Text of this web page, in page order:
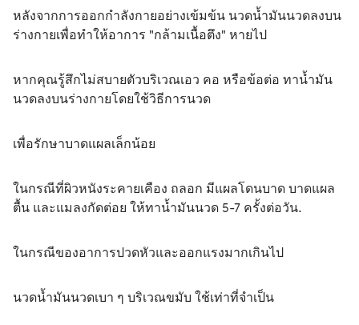
หลังจากการออกกำลังกายอย่างเข้มข้น นวดน้ำมันนวดลงบน
ร่างกายเพื่อทำให้อาการ "กล้ามเนื้อตึง" หายไป
หากคุณรู้สึกไม่สบายตัวบริเวณเอว คอ หรือข้อต่อ ทาน้ำมัน
นวดลงบนร่างกายโดยใช้วิธีการนวด
เพื่อรักษาบาดแผลเล็กน้อย
ในกรณีที่ผิวหนังระคายเคือง ถลอก มีแผลโดนบาด บาดแผล
ตื้น และแมลงกัดต่อย ให้ทาน้ำมันนวด 5-7 ครั้งต่อวัน.
ในกรณีของอาการปวดหัวและออกแรงมากเกินไป
นวดน้ำมันนวดเบา ๆ บริเวณขมับ ใช้เท่าที่จำเป็น